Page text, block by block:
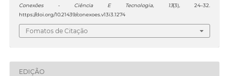
Conexões - Ciência E Tecnologia, 13(3), 24–32.
https://doi.org/10.21439/conexoes.v13i3.1274
Fomatos de Citação
EDIÇÃO